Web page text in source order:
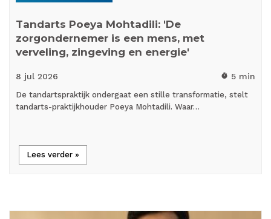
Tandarts Poeya Mohtadili: 'De
zorgondernemer is een mens, met
verveling, zingeving en energie'
8 jul 2026 timer 5 min
De tandartspraktijk ondergaat een stille transformatie, stelt
tandarts-praktijkhouder Poeya Mohtadili. Waar…
Lees verder »